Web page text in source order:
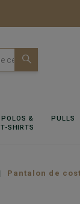
POLOS &
T-SHIRTS
PULLS
Pantalon de